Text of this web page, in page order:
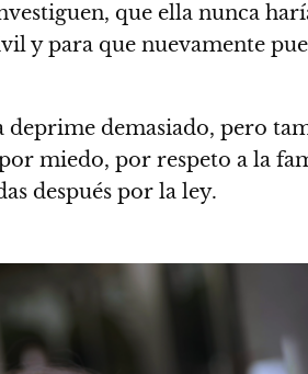
que ella nunca
y para que nuevamente
demasiado, pero
miedo, por respeto a la
después por la ley.